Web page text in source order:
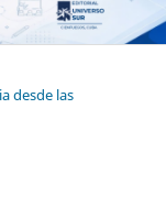
desde las